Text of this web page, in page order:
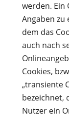
werden. Ein
Angaben zu
dem das
auch nach
Cookies,
„transiente
bezeichnet,
Nutzer ein